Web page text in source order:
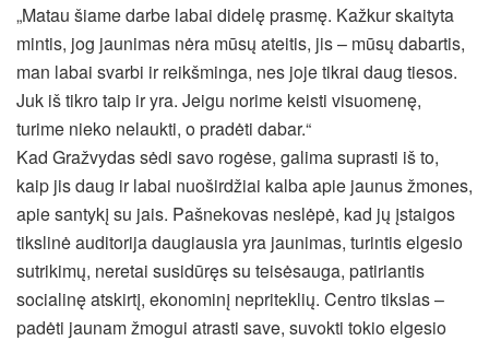
„Matau šiame darbe labai didelę prasmę. Kažkur skaityta
mintis, jog jaunimas nėra mūsų ateitis, jis – mūsų dabartis,
man labai svarbi ir reikšminga, nes joje tikrai daug tiesos.
Juk iš tikro taip ir yra. Jeigu norime keisti visuomenę,
turime nieko nelaukti, o pradėti dabar.“
Kad Gražvydas sėdi savo rogėse, galima suprasti iš to,
kaip jis daug ir labai nuoširdžiai kalba apie jaunus žmones,
apie santykį su jais. Pašnekovas neslėpė, kad jų įstaigos
tikslinė auditorija daugiausia yra jaunimas, turintis elgesio
sutrikimų, neretai susidūręs su teisėsauga, patiriantis
socialinę atskirtį, ekonominį nepriteklių. Centro tikslas –
padėti jaunam žmogui atrasti save, suvokti tokio elgesio